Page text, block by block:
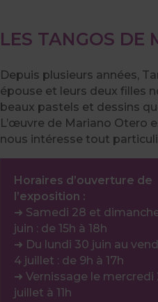
LES TANGOS DE
Depuis plusieurs années,
épouse et leurs deux filles
beaux pastels et dessins
L’œuvre de Mariano Otero
nous intéresse tout
Horaires d’ouverture de
l’exposition :
➜ Samedi 28 et
juin : de 15h à 18h
➜ Du lundi 30 juin au
4 juillet : de 9h à 17h
➜ Vernissage le mercredi
juillet à 11h